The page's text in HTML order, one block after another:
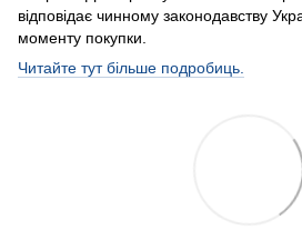
відповідає чинному законодавству
моменту покупки.
Читайте тут більше подробиць.